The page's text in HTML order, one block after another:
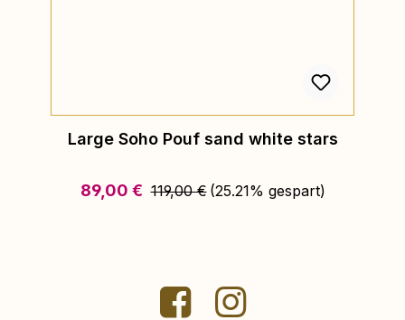
Large Soho Pouf sand white stars
Verkaufspreis:
89,00 € Regulärer Preis:
119,00 € (25.21% gespart)